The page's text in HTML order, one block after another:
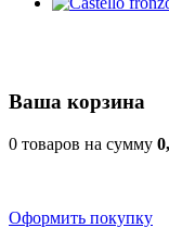
Ваша корзина
0 товаров на сумму
Оформить покупку